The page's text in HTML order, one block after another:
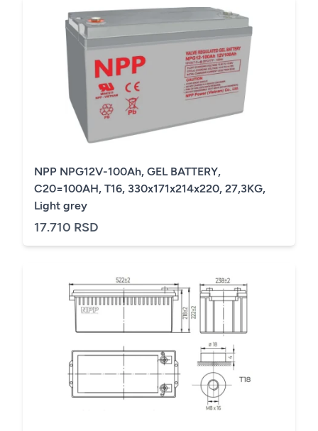
NPP NPG12V-100Ah, GEL BATTERY,
C20=100AH, T16, 330x171x214x220, 27,3KG,
Light grey
17.710 RSD